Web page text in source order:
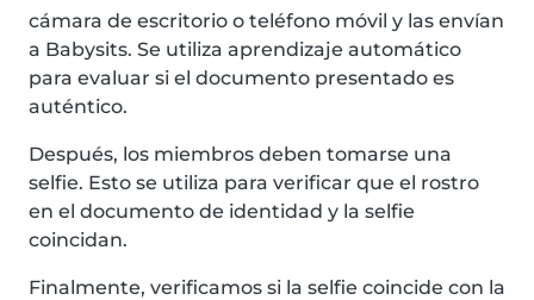
cámara de escritorio o teléfono móvil y las envían
a Babysits. Se utiliza aprendizaje automático
para evaluar si el documento presentado es
auténtico.
Después, los miembros deben tomarse una
selfie. Esto se utiliza para verificar que el rostro
en el documento de identidad y la selfie
coincidan.
Finalmente, verificamos si la selfie coincide con la